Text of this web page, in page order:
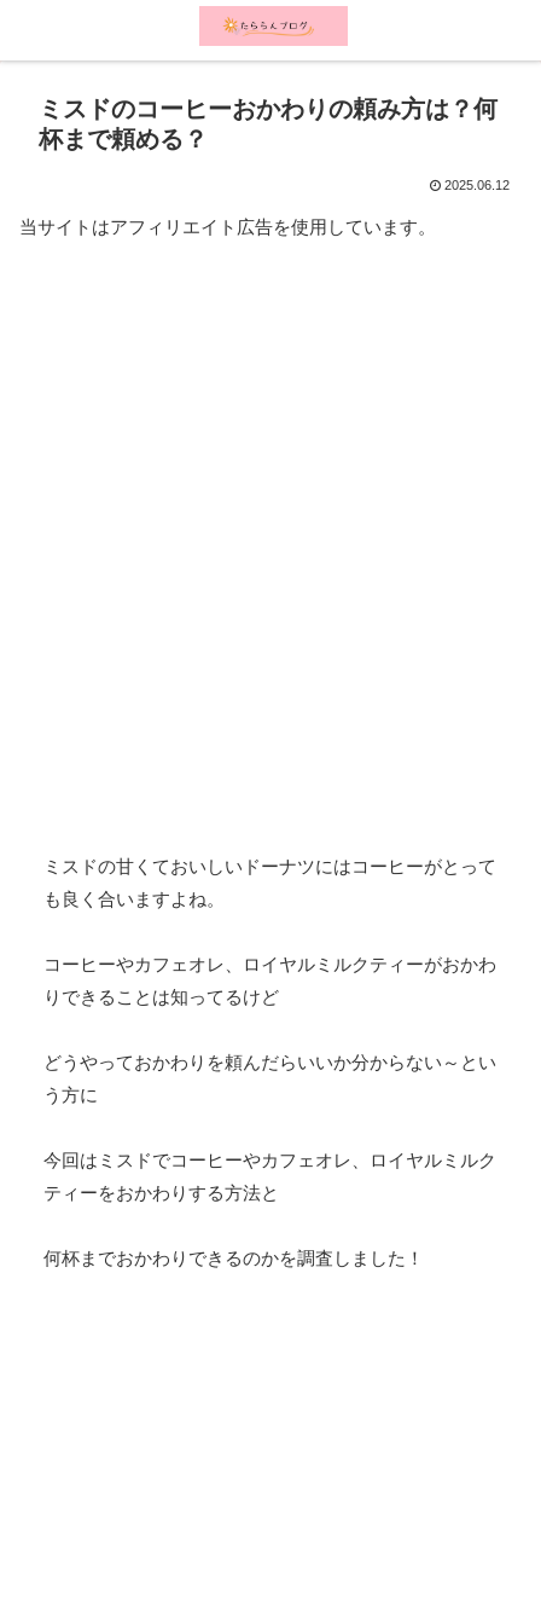
ミスドのコーヒーおかわりの頼み方は？何
杯まで頼める？
2025.06.12
当サイトはアフィリエイト広告を使用しています。
ミスドの甘くておいしいドーナツにはコーヒーがとって
も良く合いますよね。
コーヒーやカフェオレ、ロイヤルミルクティーがおかわ
りできることは知ってるけど
どうやっておかわりを頼んだらいいか分からない～とい
う方に
今回はミスドでコーヒーやカフェオレ、ロイヤルミルク
ティーをおかわりする方法と
何杯までおかわりできるのかを調査しました！